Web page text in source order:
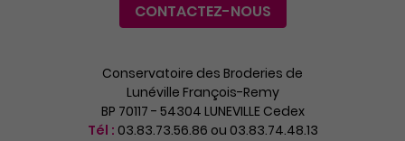
CONTACTEZ-NOUS
Conservatoire des Broderies de
Lunéville François-Remy
BP 70117 - 54304 LUNEVILLE Cedex
Tél : 03.83.73.56.86 ou 03.83.74.48.13